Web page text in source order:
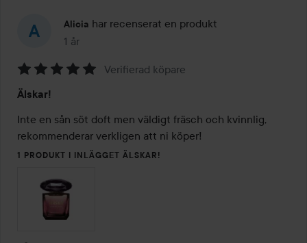
Alicia har recenserat en produkt
1 år
Inlägget skapades 1 år
5
av
5
Verifierad köpare
Älskar!
Inte en sån söt doft men väldigt fräsch och kvinnlig,
rekommenderar verkligen att ni köper!
1 PRODUKT I INLÄGGET ÄLSKAR!